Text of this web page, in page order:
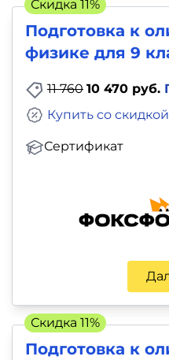
Подготовка к
физике для 9
11 760 10 470 руб.
Сертификат
Купить со скидкой
Скидка 11%
Подготовка к
Скидка 11%